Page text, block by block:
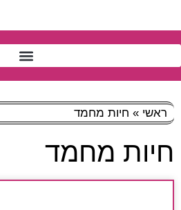
ראשי » חיות מחמד
חיות מחמד